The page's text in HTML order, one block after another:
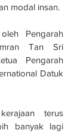
modal insan.
Pengarah
Tan Sri
Pengarah
Datuk
terus
banyak lagi